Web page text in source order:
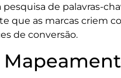
de palavras-
que as marcas criem
de conversão.